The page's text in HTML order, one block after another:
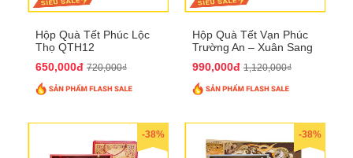
Hộp Quà Tết Phúc Lộc
Thọ QTH12
650,000đ 720,000₫
Hộp Quà Tết Vạn Phúc
Trường An – Xuân Sang
990,000đ 1,120,000₫
-38% -38%